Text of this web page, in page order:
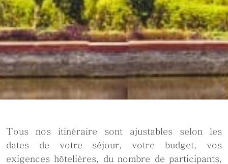
Tous nos itinéraire sont ajustables selon les
dates de votre séjour, votre budget, vos
exigences hôtelières, du nombre de participants,